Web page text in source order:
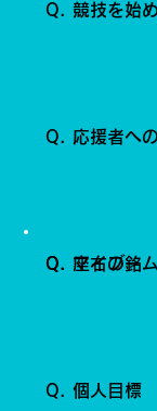
Q. 競技を始
Q. 座右の銘
Q. マイブーム
Q. 個人目標
Q. 応援者へ